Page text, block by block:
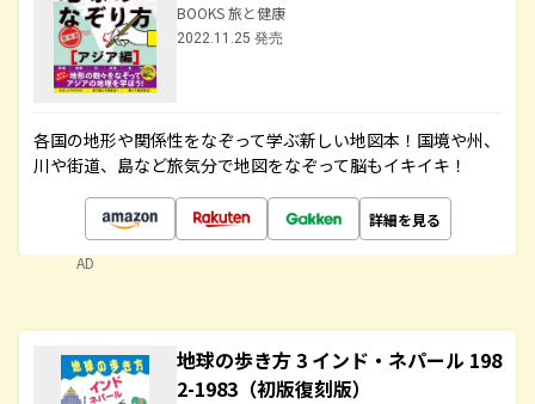
BOOKS 旅と健康
2022.11.25 発売
各国の地形や関係性をなぞって学ぶ新しい地図本！国境や州、
川や街道、島など旅気分で地図をなぞって脳もイキイキ！
詳細を見る
AD
地球の歩き方 3 インド・ネパール 198
2-1983（初版復刻版）